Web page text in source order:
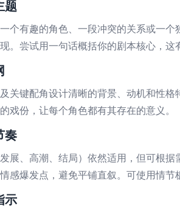
题
个有趣的角色、一段冲突的关系或一
。尝试用一句话概括你的剧本核心，这
关键配角设计清晰的背景、动机和性
戏份，让每个角色都有其存在的意义。
奏
展、高潮、结局）依然适用，但可根
感爆发点，避免平铺直叙。可使用情节
示